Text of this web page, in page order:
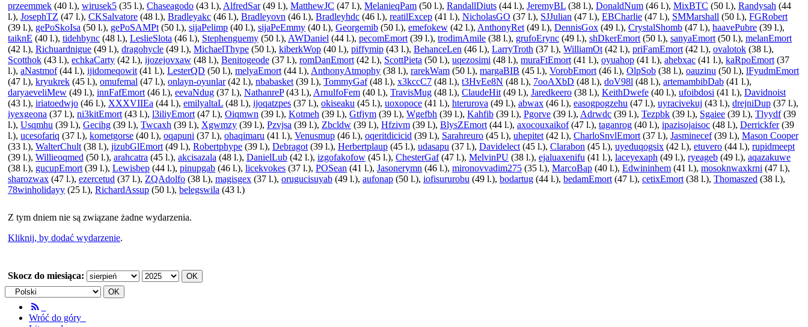
przeemmek (40 l.), wirusek5 (35 l.), Chaseagodo (43 l.), AlfredSar(49 l.), MatthewJC (47 l.), MelanieqPam (50 l.), RandallDiuts (44 l.), JeremyBL (38 l.), DonaldNum (46 l.), MixBTC (50 l.), Randysah (44
l.), JosephTZ (47 l.), CKSalvatore (48 l.), Bradleyakc (46 l.), Bradleyovn (46 l.), Bradleyhdc (46 l.), reatilExcep (41 l.), NicholasGO (37 l.), SJJulian (47 l.), EBCharlie (47 l.), SMMarshall (50 l.), FGRobert
(39 l.), gePoSkoIsa (50 l.), gePoSAMPt (50 l.), sijaPelimp (40 l.), sijaPeEmmy (40 l.), Georgemib (50 l.), emefokew (42 l.), AnthonyRet (49 l.), DennisGox (49 l.), CrystalShomb (47 l.), haavePubre (39 l.),
taiknE (40 l.), tidehbync (48 l.), LeslieSlota (46 l.), Stephenguemy (50 l.), AWDaniel (44 l.), pecomEmort (39 l.), trodimAmile (38 l.), grufoErync (49 l.), shDkerEmort (50 l.), sanyaEmort (50 l.), melanEmort
(42 l.), Richuardnigue (49 l.), dragohycle (49 l.), MichaelThype (50 l.), kiberkWop (40 l.), piffymip (43 l.), BehanceLen (46 l.), LarryTroth (37 l.), WilliamOt (42 l.), priFamEmort (42 l.), ovalotok (38 l.),
Scotthok (43 l.), echkaCarty (42 l.), ijozejovxaw (48 l.), Benitogeode (37 l.), romDanEmort (42 l.), ScottPieta (50 l.), uqezosimi (48 l.), muraFtEmort (41 l.), oyuahop (41 l.), ahebxac (41 l.), kaRpoEmort (37
l.), aNastmof(44 l.), ijidomeqowit (41 l.), LesterQD (50 l.), melyaEmort (44 l.), AnthonyAtmophy (38 l.), rarekWam (50 l.), margaBIB (45 l.), VorobEmort (46 l.), OlpSob (38 l.), oauzinu (50 l.), lFyudmEmort
(47 l.), kryukrek (45 l.), omufemal (47 l.), onlayn-oyunlar(42 l.), nbabasket (39 l.), TommyGaf(48 l.), x3kccC7 (48 l.), t3HvEe8N (48 l.), 7ooAXbD (48 l.), doV98l (48 l.), artemambibDab (41 l.),
daryaeveliMew (49 l.), innFafEmort (46 l.), eevaNdug (37 l.), NathanreP(43 l.), ArnulfoFem (40 l.), TravisMug (48 l.), ClaudeHit (49 l.), Jaredkeero (38 l.), KeithDwefe (40 l.), ufoibdosi (41 l.), Davidnoist
(43 l.), iriatoedwjo (46 l.), XXXVIIEa (44 l.), emilyaltaL (48 l.), ijoqatzpes (37 l.), okiseaku (45 l.), uoxopoce (41 l.), hterurova (49 l.), abwax (46 l.), easogpogzehu (47 l.), uyracivekuj (43 l.), drejniDup (37 l.),
iyexgeona (37 l.), ni3kitEmort (43 l.), l3iliyEmort (47 l.), Oiqmwn (39 l.), Kotmeh (39 l.), Gtfjym (39 l.), Wgefbh (39 l.), Kahfib (39 l.), Pgorve (39 l.), Adrwdc (39 l.), Tezpbk (39 l.), Sgaiee (39 l.), Tlyydf(39
l.), Usqmhu (39 l.), Gecihg (39 l.), Twcaxh (39 l.), Xgwmzy (39 l.), Pzvjsa (39 l.), Zbcldw (39 l.), Hfzivm (39 l.), BlysZEmort (44 l.), axocouxaikof(47 l.), taganrog (40 l.), ipazisojaisoc (48 l.), Derrickfer(39
l.), ucesofariq (37 l.), kometgorse (40 l.), oqapuni (37 l.), ohaqimaru (41 l.), Venusmup (46 l.), oqeritdicicid (39 l.), Sarahreuro (45 l.), uhepitet (42 l.), CharloSnvlEmort (37 l.), Jasminecef(39 l.), Mason Cooper
(33 l.), WalterChult (38 l.), jizubGlEmort (49 l.), Robertphype (39 l.), Debragot (39 l.), Herbertplaup (45 l.), udasapu (37 l.), Davidelect (45 l.), Clarabon (45 l.), uyeduqogsix (42 l.), etuvero (44 l.), rupidmeept
(39 l.), Willieoqmed (50 l.), arahcatra (45 l.), akcisazala (48 l.), DanielLub (42 l.), izgofakofow (45 l.), ChesterGaf(47 l.), MelvinPU (38 l.), ejaluaxenifu (41 l.), laceyexaph (49 l.), ryeageb (49 l.), aqazakuwe
(38 l.), gucupEmort (39 l.), Lewisbep (44 l.), pinupgab (46 l.), licekvokes (37 l.), POSean (41 l.), Jasonerymn (46 l.), mironovvadim275 (35 l.), MarcoBap (40 l.), Edwininhem (41 l.), mosoknwaxkrni (47 l.),
sharozwax (47 l.), ezercetud (37 l.), ZQAdolfo (38 l.), magisgex (37 l.), orugucisuyab (49 l.), aufonap (50 l.), iofisururobu (49 l.), bodartug (44 l.), bedamEmort (47 l.), cetixEmort (38 l.), Thomaszed (38 l.),
78winholidayy (25 l.), RichardAssup (50 l.), belegswila (43 l.)
Z tym dniem nie są związane żadne wydarzenia.
Kliknij, by dodać wydarzenie.
Skocz do miesiąca:
Wróć do góry